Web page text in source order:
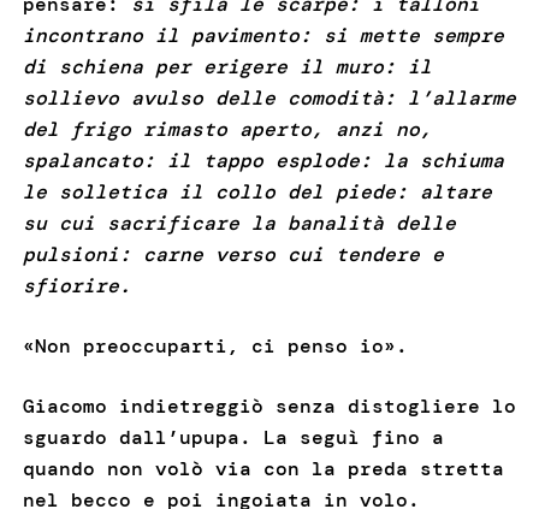
incontrano il pavimento: si mette sempre
di schiena per erigere il muro: il
sollievo avulso delle comodità: l’allarme
del frigo rimasto aperto, anzi no,
spalancato: il tappo esplode: la schiuma
le solletica il collo del piede: altare
su cui sacrificare la banalità delle
pulsioni: carne verso cui tendere e
sfiorire.
«Non preoccuparti, ci penso io».
Giacomo indietreggiò senza distogliere lo
sguardo dall’upupa. La seguì fino a
quando non volò via con la preda stretta
nel becco e poi ingoiata in volo.